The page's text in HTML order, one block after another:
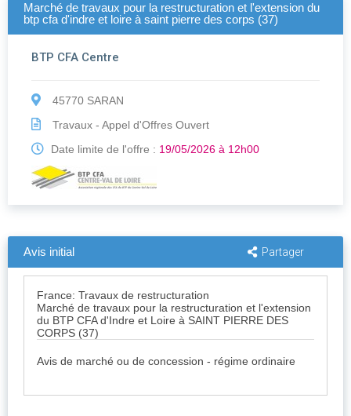
Marché de travaux pour la restructuration et l'extension du
btp cfa d'indre et loire à saint pierre des corps (37)
BTP CFA Centre
45770 SARAN
Travaux - Appel d'Offres Ouvert
Date limite de l'offre : 19/05/2026 à 12h00
Avis initial Partager
France: Travaux de restructuration
Marché de travaux pour la restructuration et l'extension
du BTP CFA d'Indre et Loire à SAINT PIERRE DES
CORPS (37)
Avis de marché ou de concession - régime ordinaire